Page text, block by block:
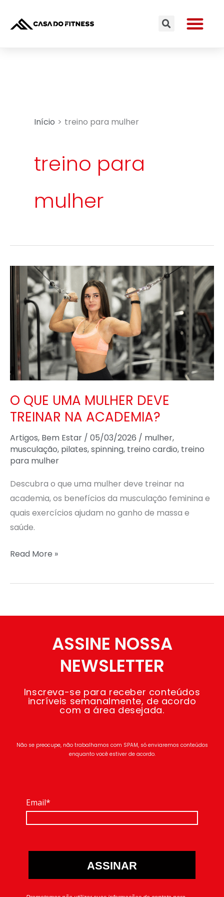
para
Search
Início treino para mulher
treino para
mulher
O QUE UMA MULHER DEVE
TREINAR NA ACADEMIA?
Artigos, Bem Estar / 05/03/2026 / mulher,
musculação, pilates,spinning, treino cardio, treino
para mulher
Descubra o que uma mulher deve treinar na
academia, os benefícios da musculação feminina e
quais exercícios ajudam no ganho de massa e
saúde.
QUE
UMA
MULHER
TREINAR
NA
ACADEMIA?
Read More »
ASSINE NOSSA
NEWSLETTER
Inscreva-se para receber conteúdos
incríveis semanalmente, de acordo
com a área desejada.
Não se preocupe, não trabalhamos com SPAM, só enviaremos conteúdos
enquanto você estiver de acordo.
Email*
ASSINAR